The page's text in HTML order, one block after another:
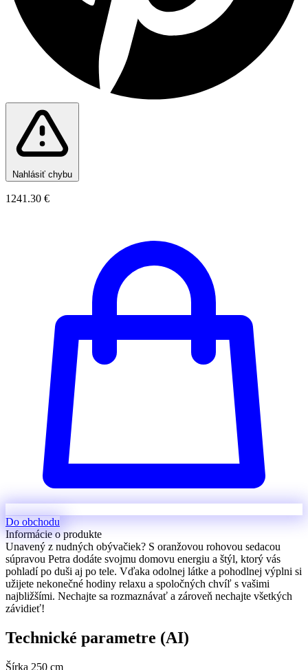
Nahlásiť chybu
1241.30 €
Do obchodu
Informácie o produkte
Unavený z nudných obývačiek? S oranžovou rohovou sedacou
súpravou Petra dodáte svojmu domovu energiu a štýl, ktorý vás
pohladí po duši aj po tele. Vďaka odolnej látke a pohodlnej výplni si
užijete nekonečné hodiny relaxu a spoločných chvíľ s vašimi
najbližšími. Nechajte sa rozmaznávať a zároveň nechajte všetkých
závidieť!
Technické parametre (AI)
Šírka 250 cm